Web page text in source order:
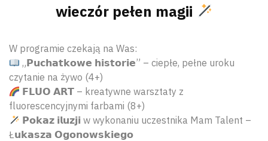
wieczór pełen magii
W programie czekają na Was:
„𝗣𝘂𝗰𝗵𝗮𝘁𝗸𝗼𝘄𝗲 𝗵𝗶𝘀𝘁𝗼𝗿𝗶𝗲” – ciepłe, pełne uroku
czytanie na żywo (4+)
𝗙𝗟𝗨𝗢 𝗔𝗥𝗧 – kreatywne warsztaty z
fluorescencyjnymi farbami (8+)
𝗣𝗼𝗸𝗮𝘇 𝗶𝗹𝘂𝘇𝗷𝗶 w wykonaniu uczestnika Mam Talent –
Ł𝘂𝗸𝗮𝘀𝘇𝗮 𝗢𝗴𝗼𝗻𝗼𝘄𝘀𝗸𝗶𝗲𝗴𝗼